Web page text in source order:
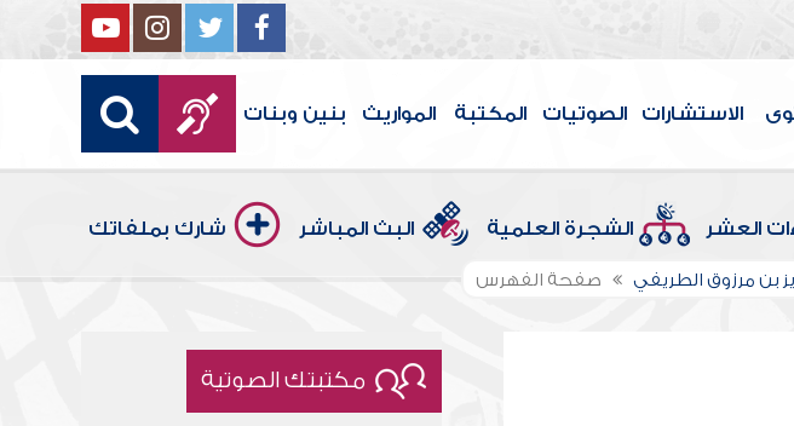
الاستشارات الصوتيات المكتبة المواريث بنين وبنات
العشر الشجرة العلمية البث المباشر شارك بملفاتك
بن مرزوق الطريفي صفحة الفهرس
مكتبتك الصوتية